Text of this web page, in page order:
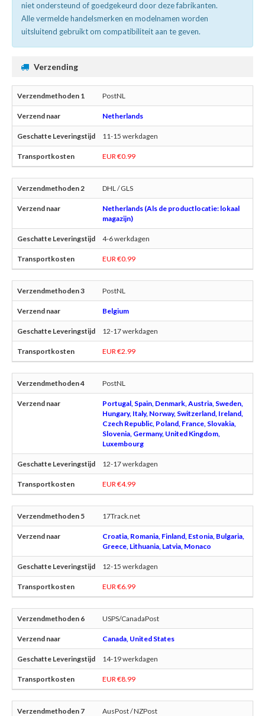
niet ondersteund of goedgekeurd door deze fabrikanten.
Alle vermelde handelsmerken en modelnamen worden
uitsluitend gebruikt om compatibiliteit aan te geven.
Verzending
PostNL
Netherlands
11-15 werkdagen
EUR €0.99
DHL / GLS
Netherlands (Als de productlocatie: lokaal
magazijn)
4-6 werkdagen
EUR €0.99
PostNL
Belgium
12-17 werkdagen
EUR €2.99
PostNL
Portugal, Spain, Denmark, Austria, Sweden,
Hungary, Italy, Norway, Switzerland, Ireland,
Czech Republic, Poland, France, Slovakia,
Slovenia, Germany, United Kingdom,
Luxembourg
12-17 werkdagen
EUR €4.99
17Track.net
Croatia, Romania, Finland, Estonia, Bulgaria,
Greece, Lithuania, Latvia, Monaco
12-15 werkdagen
EUR €6.99
USPS/CanadaPost
Canada, United States
14-19 werkdagen
EUR €8.99
AusPost / NZPost